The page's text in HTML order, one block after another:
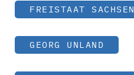
FREISTAAT SACHSEN
GEORG UNLAND